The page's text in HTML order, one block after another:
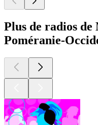
Plus de radios
Poméranie-